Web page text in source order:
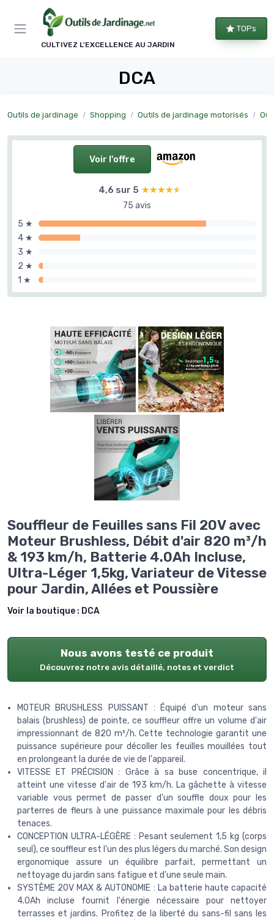
CULTIVEZ L'EXCELLENCE AU JARDIN
TOPs
DCA
Outils de jardinage Shopping Outils de jardinage motorisés
Voir l'offre
4,6 sur 5 ★★★★★
★★★★★
75 avis
5 ★
4 ★
3 ★
2 ★
1 ★
Souffleur de Feuilles sans Fil 20V avec
Moteur Brushless, Débit d'air 820 m³/h
& 193 km/h, Batterie 4.0Ah Incluse,
Ultra-Léger 1,5kg, Variateur de Vitesse
pour Jardin, Allées et Poussière
Voir la boutique : DCA
Nous avons testé ce produit
Découvrez notre avis détaillé, notes et verdict
MOTEUR BRUSHLESS PUISSANT : Équipé d'un moteur sans
balais (brushless) de pointe, ce souffleur offre un volume d'air
impressionnant de 820 m³/h. Cette technologie garantit une
puissance supérieure pour décoller les feuilles mouillées tout
en prolongeant la durée de vie de l'appareil.
VITESSE ET PRÉCISION : Grâce à sa buse concentrique, il
atteint une vitesse d'air de 193 km/h. La gâchette à vitesse
variable vous permet de passer d'un souffle doux pour les
parterres de fleurs à une puissance maximale pour les débris
tenaces.
CONCEPTION ULTRA-LÉGÈRE : Pesant seulement 1,5 kg (corps
seul), ce souffleur est l'un des plus légers du marché. Son design
ergonomique assure un équilibre parfait, permettant un
nettoyage du jardin sans fatigue et d'une seule main.
SYSTÈME 20V MAX & AUTONOMIE : La batterie haute capacité
4.0Ah incluse fournit l'énergie nécessaire pour nettoyer
terrasses et jardins. Profitez de la liberté du sans-fil sans les
Panneau de gestion des cookies